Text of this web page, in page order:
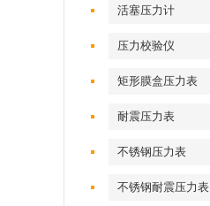
活塞压力计
压力校验仪
矩形膜盒压力表
耐震压力表
不锈钢压力表
不锈钢耐震压力表